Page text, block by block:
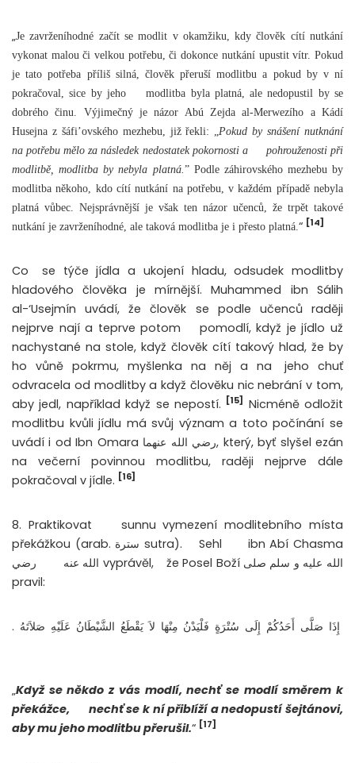
„Je zavrženíhodné začít se modlit v okamžiku, kdy člověk cítí nutkání
vykonat malou či velkou potřebu, či dokonce nutkání upustit vítr. Pokud
je tato potřeba příliš silná, člověk přeruší modlitbu a pokud by v ní
pokračoval, sice by jeho
modlitba byla platná, ale nedopustil by se
dobrého činu. Výjimečný je názor Abú Zejda al-Merwezího a Kádí
Husejna z šáfi’ovského mezhebu, již řekli: „ Pokud by snášení nutknání
na potřebu mělo za následek nedostatek pokornosti a
pohrouženosti při
modlitbě, modlitba by nebyla platná. ” Podle záhirovského mezhebu by
modlitba někoho, kdo cítí nutkání na potřebu, v každém případě nebyla
platná vůbec. Nejsprávnější je však ten názor učenců, že trpět takové
nutkání je zavrženíhodné, ale taková modlitba je i přesto platná. “ [14]
Co
se týče jídla a ukojení hladu, odsudek modlitby
hladového člověka je mírnější. Muhammed ibn Sálih
al-‘Usejmín uvádí, že člověk se podle učenců raději
nejprve nají a teprve potom
pomodlí, když je jídlo už
nachystané na stole, když člověk cítí takový hlad, že by
ho vůně pokrmu, myšlenka na něj a na
jeho chuť
odvracela od modlitby a když člověku nic nebrání v tom,
aby jedl, například když se nepostí.
[15]
Nicméně odložit
modlitbu kvůli jídlu má svůj význam a toto počínání se
uvádí i od Ibn Omara رضي الله عنهما, který, byť slyšel ezán
na večerní povinnou modlitbu, raději nejprve dále
pokračoval v jídle. [16]
8. Praktikovat
sunnu vymezení modlitebního místa
překážkou (arab. سترة sutra).
Sehl
ibn Abí Chasma
رضي
الله عنه vyprávěl, že Posel Boží صلى الله عليه و سلم
pravil:
إِذَا صَلَّى أَحَدُكُمْ إِلَى سُتْرَةٍ فَلْيَدْنُ مِنْهَا لاَ يَقْطَعُ الشَّيْطَانُ عَلَيْهِ صَلاَتَهُ ‏.
„Když se někdo z vás modlí, nechť se modlí směrem k
překážce,
nechť se k ní přiblíží a nedopustí šejtánovi,
aby mu jeho modlitbu přerušil.“ [17]